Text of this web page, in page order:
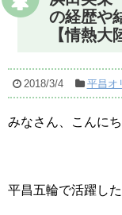
の経歴や
【情熱大
2018/3/4 平昌オ
みなさん、こんに
平昌五輪で活躍し